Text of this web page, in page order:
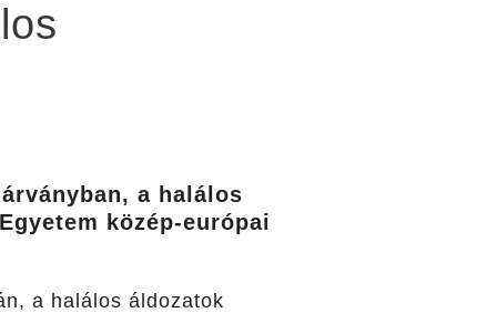
a halálos
közép-európai
a halálos áldozatok